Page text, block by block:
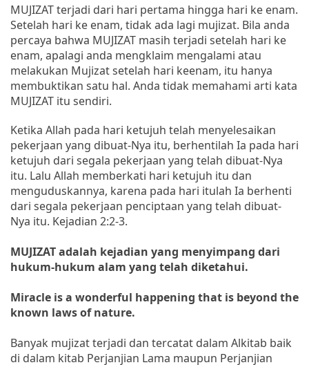
MUJIZAT terjadi dari hari pertama hingga hari ke enam.
Setelah hari ke enam, tidak ada lagi mujizat. Bila anda
percaya bahwa MUJIZAT masih terjadi setelah hari ke
enam, apalagi anda mengklaim mengalami atau
melakukan Mujizat setelah hari keenam, itu hanya
membuktikan satu hal. Anda tidak memahami arti kata
MUJIZAT itu sendiri.
Ketika Allah pada hari ketujuh telah menyelesaikan
pekerjaan yang dibuat-Nya itu, berhentilah Ia pada hari
ketujuh dari segala pekerjaan yang telah dibuat-Nya
itu. Lalu Allah memberkati hari ketujuh itu dan
menguduskannya, karena pada hari itulah Ia berhenti
dari segala pekerjaan penciptaan yang telah dibuat-
Nya itu. Kejadian 2:2-3.
MUJIZAT adalah kejadian yang menyimpang dari
hukum-hukum alam yang telah diketahui.
Miracle is a wonderful happening that is beyond the
known laws of nature.
Banyak mujizat terjadi dan tercatat dalam Alkitab baik
di dalam kitab Perjanjian Lama maupun Perjanjian